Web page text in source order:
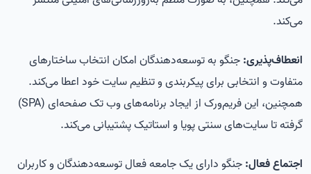
می‌کند.
انعطاف‌پذیری:جنگو به توسعه‌دهندگان امکان انتخاب ساختارهای
متفاوت و انتخابی برای پیکربندی و تنظیم سایت خود اعطا می‌کند.
همچنین، این فریم‌ورک از ایجاد برنامه‌های وب تک صفحه‌ای (SPA)
گرفته تا سایت‌های سنتی پویا و استاتیک پشتیبانی می‌کند.
اجتماع فعال:جنگو دارای یک جامعه فعال توسعه‌دهندگان و کاربران